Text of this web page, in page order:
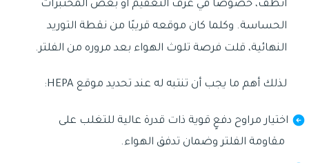
أنظف، خصوصًا في غرف التعقيم أو بعض المختبرات
الحساسة. وكلما كان موقعه قريبًا من نقطة التوريد
النهائية، قلت فرصة تلوث الهواء بعد مروره من الفلتر.
لذلك أهم ما يجب أن تنتبه له عند تحديد موقع HEPA:
اختيار مراوح دفعٍ قوية ذات قدرة عالية للتغلب على
مقاومة الفلتر وضمان تدفق الهواء.